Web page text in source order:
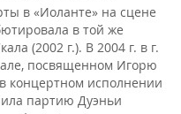
в «Иоланте» на сцене
в той же
(2002 г.). В 2004 г. в г.
посвященном Игорю
концертном исполнении
партию Дуэньи